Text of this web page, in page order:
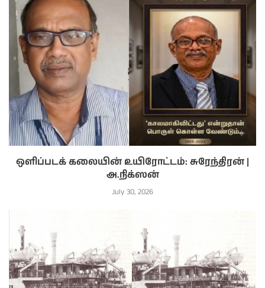
ஒளிப்படக் கலையின் உயிரோட்டம்: சுரேந்திரன் |
அ.நிக்ஸன்
July 30, 2026